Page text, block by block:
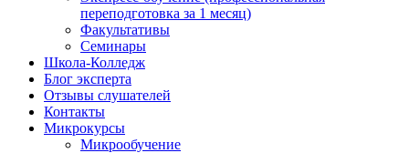
переподготовка за 1 месяц)
Факультативы
Семинары
Школа-Колледж
Блог эксперта
Отзывы слушателей
Контакты
Микрокурсы
Микрообучение